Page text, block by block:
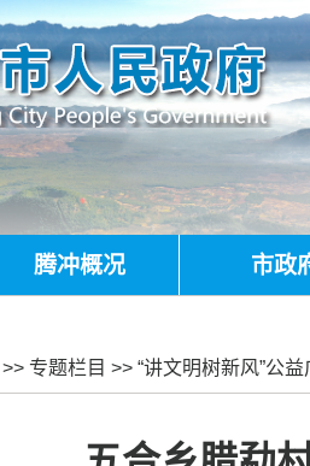
腾冲概况 市政
>> 专题栏目 >> “讲文明树新风”公益